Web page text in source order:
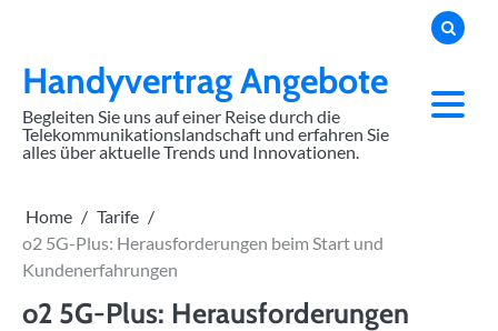
contentHandyvertrag Angebote
Begleiten Sie uns auf einer Reise durch die
Telekommunikationslandschaft und erfahren Sie
alles über aktuelle Trends und Innovationen.
Home
Tarife
o2 5G-Plus: Herausforderungen beim Start und
Kundenerfahrungen
o2 5G-Plus: Herausforderungen